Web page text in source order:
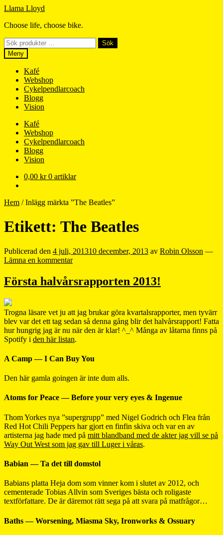
Hoppa
navigering
Hoppa
innehåll
Llama Lloyd
Choose life, choose bike.
Sök
efter:
Sök
Meny
Kafé
Webshop
Cykelpendlarcoach
Blogg
Vision
Kafé
Webshop
Cykelpendlarcoach
Blogg
Vision
0,00 kr 0 artiklar
Hem /Inlägg märkta ”The Beatles”
Etikett: The Beatles
Publicerad den 4 juli, 201310 december, 2013 av Robin Olsson —
Lämna en kommentar
Första halvårsrapporten 2013!
Trogna läsare vet ju att jag brukar göra kvartalsrapporter, men tyvärr
blev var det ett tag sedan så denna gång blir det halvårsrapport! Fatta
hur hungrig jag är nu när den är klar! ^_^ Många av låtarna finns på
Spotify i den här listan.
A Camp — I Can Buy You
Den här gamla goingen är inte dum alls.
Atoms for Peace — Before your very eyes & Ingenue
Thom Yorkes nya ”supergrupp” med Nigel Godrich och Flea från
Red Hot Chili Peppers har gjort en finfin skiva och var en av
artisterna jag hade med på mitt blandband med de akter jag vill se på
Way Out West som jag gav till Luger i våras.
Babian — Ta det till domstol
Babians platta Heja dom som vinner kom i slutet av 2012, och
cementerade Tobias Allvin som Sveriges bästa och roligaste
textförfattare. De är däremot rätt sega på att svara på matfrågor…
Baths — Worsening, Miasma Sky, Ironworks & Ossuary